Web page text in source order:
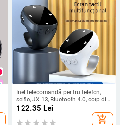
Inel telecomandă pentru telefon,
selfie, JX-13, Bluetooth 4.0, corp din
plastic
122.35 Lei
add_shopping_cart